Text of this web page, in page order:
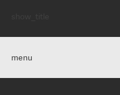
menu